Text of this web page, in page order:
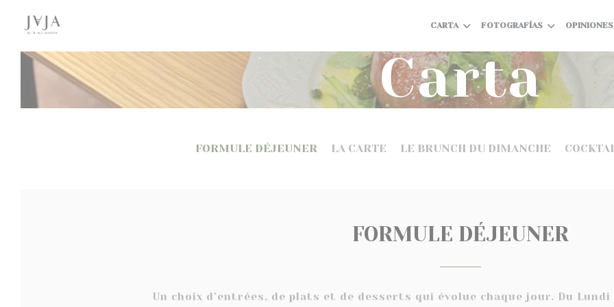
CARTA FOTOGRAFÍAS OPINIONES
Carta
FORMULE DÉJEUNER LA CARTE LE BRUNCH DU DIMANCHE
FORMULE DÉJEUNER
Un choix d’entrées, de plats et de desserts qui évolue chaque jour. Du